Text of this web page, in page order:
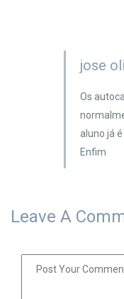
jose
Os
aluno já é
Enfim
Leave A